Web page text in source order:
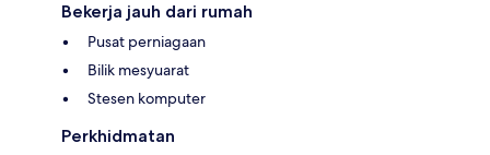
Bekerja jauh dari rumah
Pusat perniagaan
Bilik mesyuarat
Stesen komputer
Perkhidmatan